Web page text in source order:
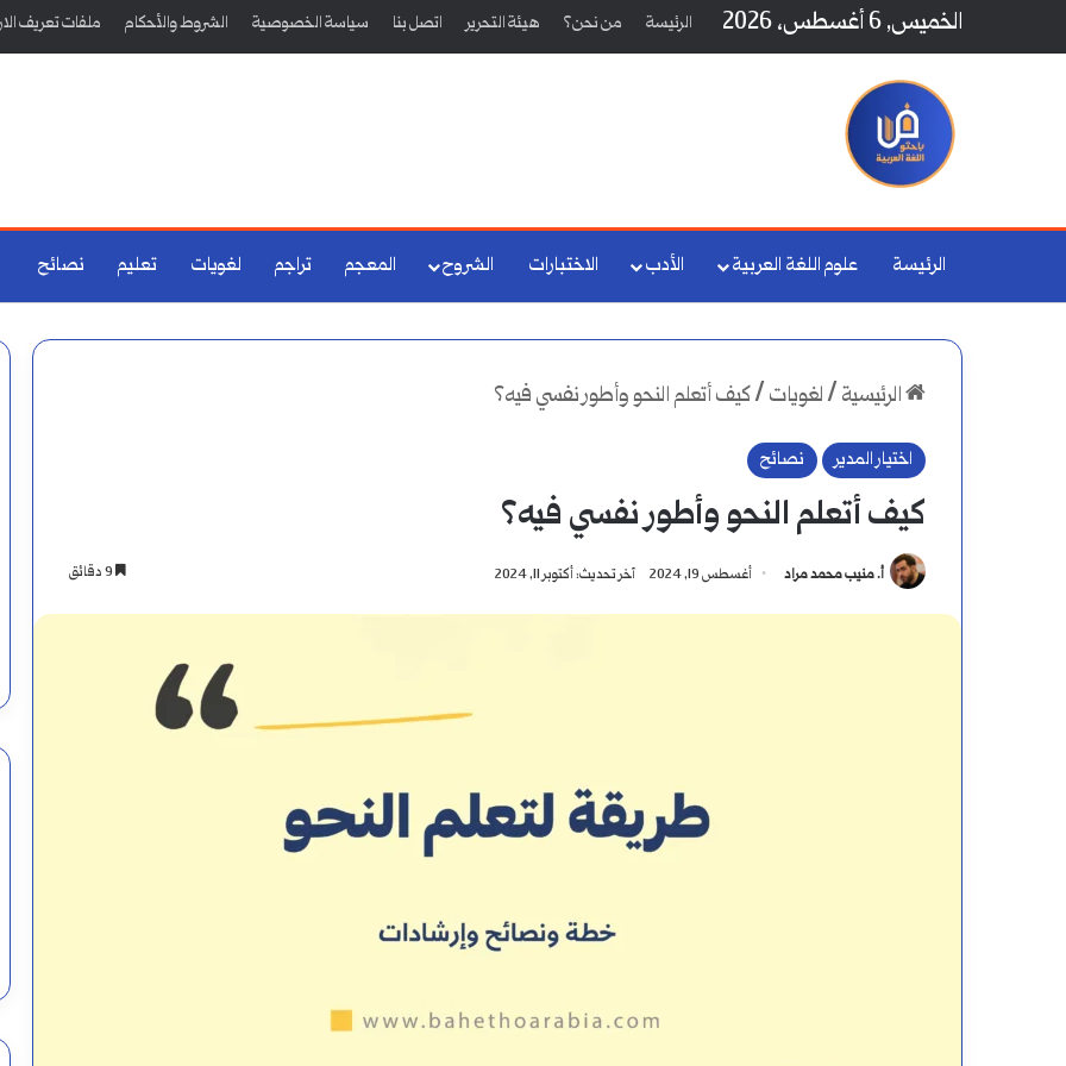
الخميس, 6 أغسطس، 2026 الرئيسة من نحن؟ هيئة التحرير اتصل بنا سياسة الخصوصية الشروط والأحكام ملفات تعريف
الرئيسة علوم اللغة العربية الأدب الاختبارات الشروح المعجم تراجم لغويات تعليم نصائح
الرئيسية /لغويات /كيف أتعلم النحو وأطور نفسي فيه؟
اختيار المدير نصائح
كيف أتعلم النحو وأطور نفسي فيه؟
أ. منيب محمد مراد أغسطس 19, 2024 آخر تحديث: أكتوبر 11, 2024